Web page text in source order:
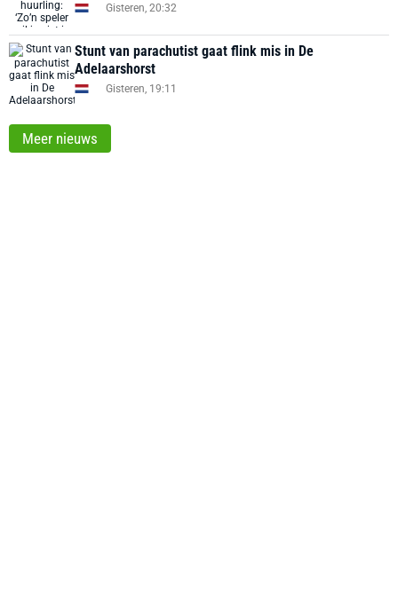
Gisteren, 20:32
Stunt van parachutist gaat flink mis in De
Adelaarshorst
Gisteren, 19:11
Meer nieuws